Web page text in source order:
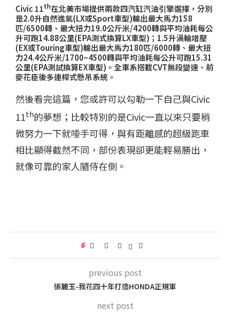
Civic 11th在北美市場提供兩款四汽缸汽油引擎選擇，分別
是2.0升自然進氣(LX或Sport車型)輸出最大馬力158
匹/6500轉、最大扭力19.0公斤米/4200轉與平均油耗每公
升可跑14.88公里(EPA測式換算LX車型) ； 1.5升渦輪增壓
(EX或Touring車型)輸出最大馬力180匹/6000轉、最大扭
力24.4公斤米/1700~4500轉與平均油耗每公升可跑15.31
公里(EPA測試換算EX車型) 。全車系搭載CVT無段變速、前
麥花臣後多連桿式懸吊系統。
然後看完這篇，您或許可以勾勒一下自己與Civic
11th的夢想；比較特別的是Civic一直以來只要稍
微努力一下就唾手可得，與有距離感的超級跑車
相比顯得截然不同，部份表現卻更能輕易勝出，
就像可靠的家人隨侍在側。
6
previous post
張麗玉-我花四十年打造HONDA正規軍
next post